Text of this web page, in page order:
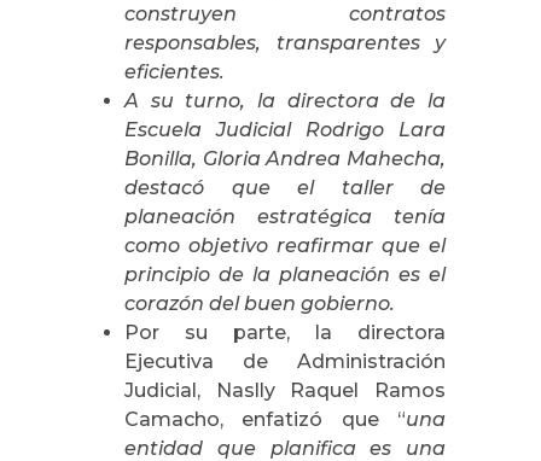
construyen contratos
responsables, transparentes y
eficientes.
A su turno, la directora de la
Escuela Judicial Rodrigo Lara
Bonilla, Gloria Andrea Mahecha,
destacó que el taller de
planeación estratégica tenía
como objetivo reafirmar que el
principio de la planeación es el
corazón del buen gobierno.
Por su parte, la directora
Ejecutiva de Administración
Judicial, Naslly Raquel Ramos
Camacho, enfatizó que “una
entidad que planifica es una